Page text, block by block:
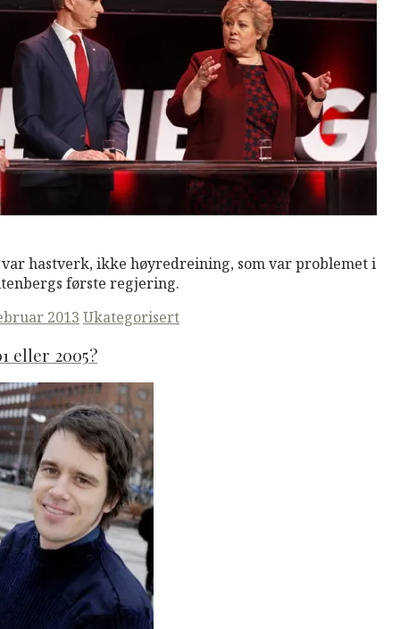
var hastverk, ikke høyredreining, som var problemet i
første regjering.
2013 Ukategorisert
eller 2005?